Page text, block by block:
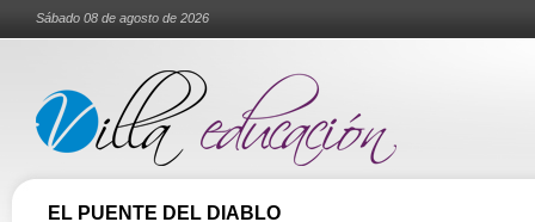
Sábado 08 de agosto de 2026
EL PUENTE DEL DIABLO